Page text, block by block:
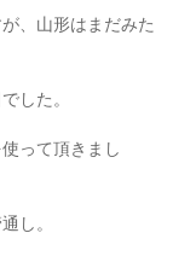
、山形はまだみた
した。
って頂きまし
し。